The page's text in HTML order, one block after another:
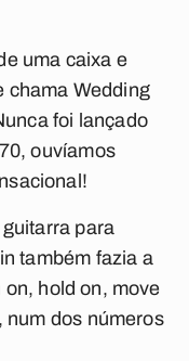
uma caixa e
chama Wedding
foi lançado
ouvíamos
para
também fazia a
on, hold on, move
num dos números